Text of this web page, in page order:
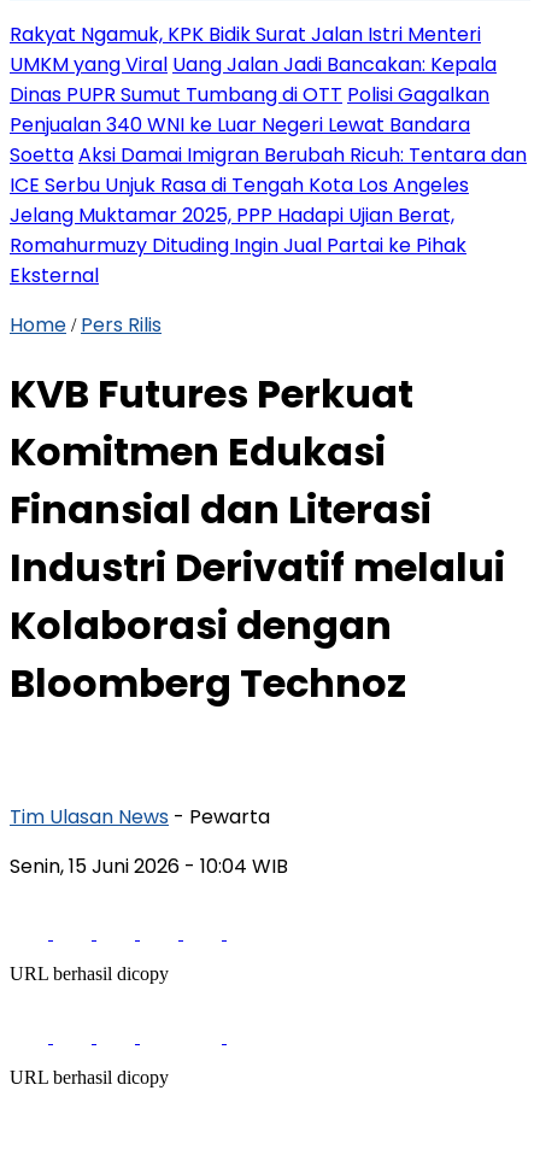
Rakyat Ngamuk, KPK Bidik Surat Jalan Istri Menteri
UMKM yang Viral Uang Jalan Jadi Bancakan: Kepala
Dinas PUPR Sumut Tumbang di OTT Polisi Gagalkan
Penjualan 340 WNI ke Luar Negeri Lewat Bandara
SoettaAksi Damai Imigran Berubah Ricuh: Tentara dan
ICE Serbu Unjuk Rasa di Tengah Kota Los Angeles
Jelang Muktamar 2025, PPP Hadapi Ujian Berat,
Romahurmuzy Dituding Ingin Jual Partai ke Pihak
Eksternal
Home / Pers Rilis
KVB Futures Perkuat
Komitmen Edukasi
Finansial dan Literasi
Industri Derivatif melalui
Kolaborasi dengan
Bloomberg Technoz
Tim Ulasan News - Pewarta
Senin, 15 Juni 2026 - 10:04 WIB
URL berhasil dicopy
URL berhasil dicopy